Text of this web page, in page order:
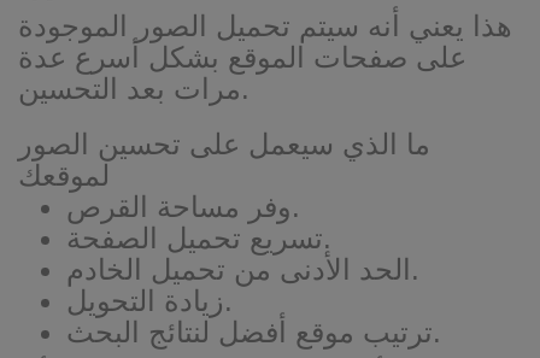
هذا يعني أنه سيتم تحميل الصور الموجودة
على صفحات الموقع بشكل أسرع عدة
مرات بعد التحسين.
ما الذي سيعمل على تحسين الصور
لموقعك
وفر مساحة القرص.
تسريع تحميل الصفحة.
الحد الأدنى من تحميل الخادم.
زيادة التحويل.
ترتيب موقع أفضل لنتائج البحث.